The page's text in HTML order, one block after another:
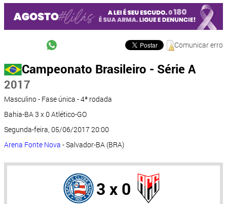
Comunicar erro
Campeonato Brasileiro - Série A
2017
Masculino - Fase única - 4ª rodada
Bahia-BA 3 x 0 Atlético-GO
Segunda-feira, 05/06/2017 20:00
Arena Fonte Nova - Salvador-BA (BRA)
3 x 0